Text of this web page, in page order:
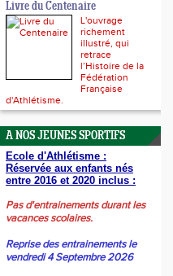
Livre du Centenaire
L'ouvrage
richement
illustré, qui
retrace
l’Histoire de la
Fédération
Française
d'Athlétisme.
A NOS JEUNES SPORTIFS
Ecole d'Athlétisme :
Réservée aux enfants nés
entre 2016 et 2020 inclus :
Pas d'entrainements durant les
vacances scolaires.
Reprise des entrainements le
vendredi 4 Septembre 2026